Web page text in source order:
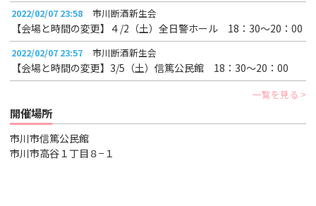
2022/02/07 23:58 市川断酒新生会
【会場と時間の変更】４/2（土）全日警ホール 18：30～20：00
2022/02/07 23:57 市川断酒新生会
【会場と時間の変更】3/5（土）信篤公民館 18：30～20：00
一覧を見る
開催場所
市川市信篤公民館
市川市高谷１丁目８−１